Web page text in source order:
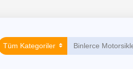
Tüm Kategoriler